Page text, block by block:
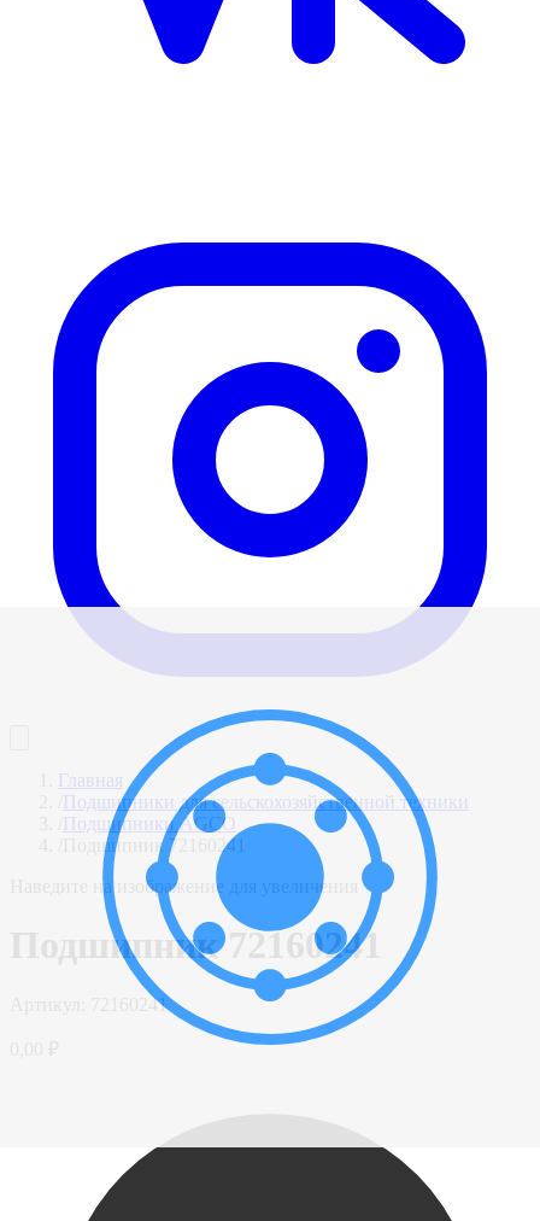
Главная
Подшипники для сельскохозяйственной техники
Подшипники AGCO
Подшипник 72160241
Наведите на изображение для увеличения
Подшипник 72160241
72160241